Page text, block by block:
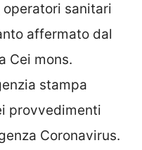
sanitari
affermato dal
Cei mons.
stampa
provvedimenti
Coronavirus.